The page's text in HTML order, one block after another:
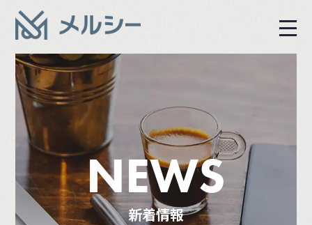
NEWS
新着情報